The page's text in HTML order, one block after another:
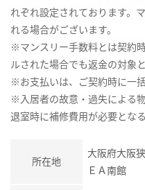
れぞれ設定されております。
れる場合がございます。
※マンスリー手数料とは契約
ルされた場合でも返金の対象
※お支払いは、ご契約時に一
※入居者の故意・過失による
退室時に補修費用が必要とな
所在地
大阪府大阪
ＥＡ南館